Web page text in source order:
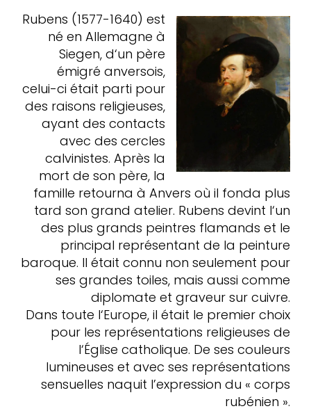
Rubens (1577-1640) est
né en Allemagne à
Siegen, d‘un père
émigré anversois,
celui-ci était parti pour
des raisons religieuses,
ayant des contacts
avec des cercles
calvinistes. Après la
mort de son père, la
famille retourna à Anvers où il fonda plus
tard son grand atelier. Rubens devint l‘un
des plus grands peintres flamands et le
principal représentant de la peinture
baroque. Il était connu non seulement pour
ses grandes toiles, mais aussi comme
diplomate et graveur sur cuivre.
Dans toute l‘Europe, il était le premier choix
pour les représentations religieuses de
l‘Église catholique. De ses couleurs
lumineuses et avec ses représentations
sensuelles naquit l’expression du « corps
rubénien ».